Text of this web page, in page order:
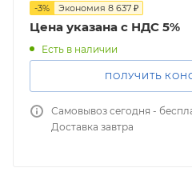
-3% Экономия 8 637 ₽
Цена указана с НДС 5%
Есть в наличии
ПОЛУЧИТЬ
Самовывоз сегодня -
Доставка завтра